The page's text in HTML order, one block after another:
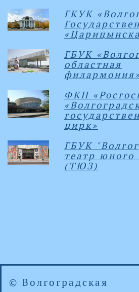
ГКУК
ГБУК
областная
ФКП
цирк»
ГБУК
театр юного
(ТЮЗ)
© Волгоградская